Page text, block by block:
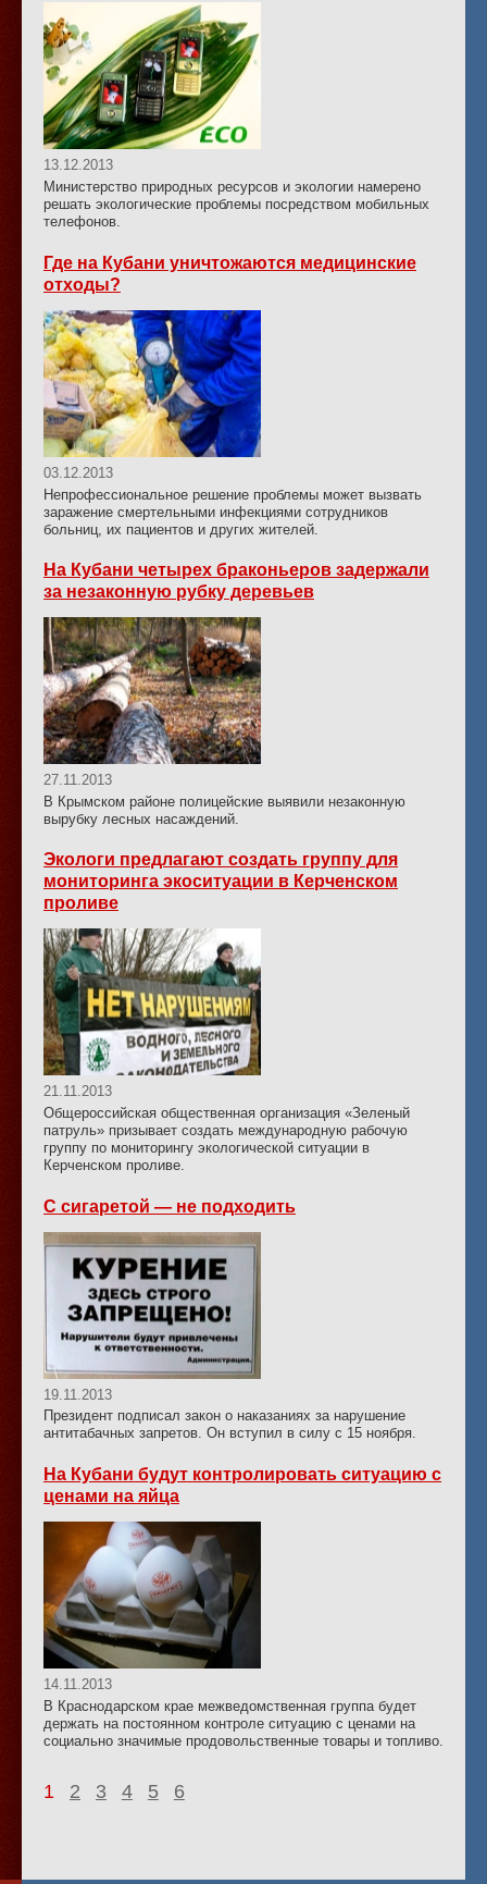
13.12.2013
Министерство природных ресурсов и экологии намерено
решать экологические проблемы посредством мобильных
телефонов.
Где на Кубани уничтожаются медицинские
отходы?
03.12.2013
Непрофессиональное решение проблемы может вызвать
заражение смертельными инфекциями сотрудников
больниц, их пациентов и других жителей.
На Кубани четырех браконьеров задержали
за незаконную рубку деревьев
27.11.2013
В Крымском районе полицейские выявили незаконную
вырубку лесных насаждений.
Экологи предлагают создать группу для
мониторинга экоситуации в Керченском
проливе
21.11.2013
Общероссийская общественная организация «Зеленый
патруль» призывает создать международную рабочую
группу по мониторингу экологической ситуации в
Керченском проливе.
С сигаретой — не подходить
19.11.2013
Президент подписал закон о наказаниях за нарушение
антитабачных запретов. Он вступил в силу с 15 ноября.
На Кубани будут контролировать ситуацию с
ценами на яйца
14.11.2013
В Краснодарском крае межведомственная группа будет
держать на постоянном контроле ситуацию с ценами на
социально значимые продовольственные товары и топливо.
1 2 3 4 5 6